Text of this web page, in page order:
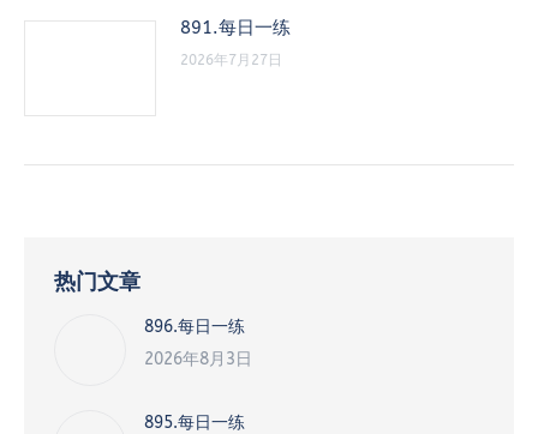
891.每日一练
2026年7月27日
热门文章
896.每日一练
2026年8月3日
895.每日一练